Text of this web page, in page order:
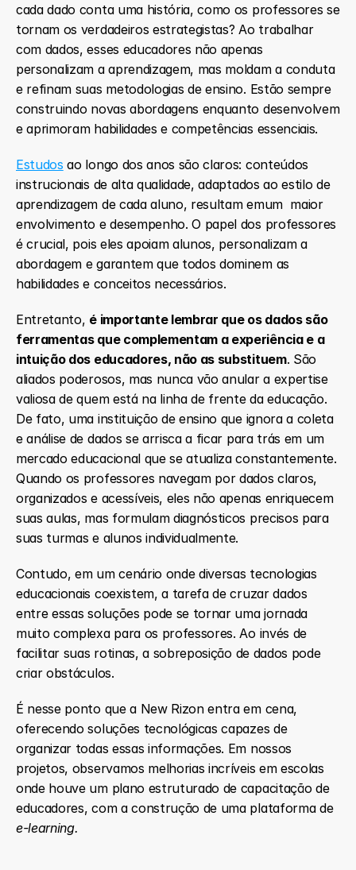
cada dado conta uma história, como os professores se
tornam os verdadeiros estrategistas? Ao trabalhar
com dados, esses educadores não apenas
personalizam a aprendizagem, mas moldam a conduta
e refinam suas metodologias de ensino. Estão sempre
construindo novas abordagens enquanto desenvolvem
e aprimoram habilidades e competências essenciais.
Estudos ao longo dos anos são claros: conteúdos
instrucionais de alta qualidade, adaptados ao estilo de
aprendizagem de cada aluno, resultam emum  maior
envolvimento e desempenho. O papel dos professores
é crucial, pois eles apoiam alunos, personalizam a
abordagem e garantem que todos dominem as
habilidades e conceitos necessários.
Entretanto, é importante lembrar que os dados são
ferramentas que complementam a experiência e a
intuição dos educadores, não as substituem. São
aliados poderosos, mas nunca vão anular a expertise
valiosa de quem está na linha de frente da educação.
De fato, uma instituição de ensino que ignora a coleta
e análise de dados se arrisca a ficar para trás em um
mercado educacional que se atualiza constantemente.
Quando os professores navegam por dados claros,
organizados e acessíveis, eles não apenas enriquecem
suas aulas, mas formulam diagnósticos precisos para
suas turmas e alunos individualmente.
Contudo, em um cenário onde diversas tecnologias
educacionais coexistem, a tarefa de cruzar dados
entre essas soluções pode se tornar uma jornada
muito complexa para os professores. Ao invés de
facilitar suas rotinas, a sobreposição de dados pode
criar obstáculos.
É nesse ponto que a New Rizon entra em cena,
oferecendo soluções tecnológicas capazes de
organizar todas essas informações. Em nossos
projetos, observamos melhorias incríveis em escolas
onde houve um plano estruturado de capacitação de
educadores, com a construção de uma plataforma de
e-learning.